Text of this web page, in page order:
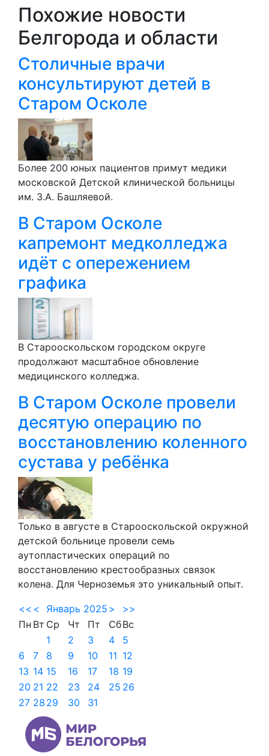
Похожие новости
Белгорода и области
Столичные врачи
консультируют детей в
Старом Осколе
Более 200 юных пациентов примут медики
московской Детской клинической больницы
им. З.А. Башляевой.
В Старом Осколе
капремонт медколледжа
идёт с опережением
графика
В Старооскольском городском округе
продолжают масштабное обновление
медицинского колледжа.
В Старом Осколе провели
десятую операцию по
восстановлению коленного
сустава у ребёнка
Только в августе в Старооскольской окружной
детской больнице провели семь
аутопластических операций по
восстановлению крестообразных связок
колена. Для Черноземья это уникальный опыт.
<< < Январь 2025 >
>>
Пн Вт Ср Чт Пт СбВс
1
2 3 4
5
6
7 8 9 10 11 12
13 14 15 16 17 18 19
20 21 22 23 24 25 26
27 28 29 30 31